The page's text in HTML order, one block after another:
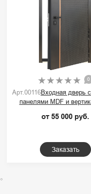
0
Арт.00116Входная дверь
панелями MDF и
от 55 000 руб.
Заказать